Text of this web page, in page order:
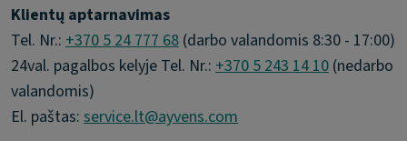
Klientų aptarnavimas
Tel. Nr.: +370 5 24 777 68 (darbo valandomis 8:30 - 17:00)
24val. pagalbos kelyje Tel. Nr.: +370 5 243 14 10 (nedarbo
valandomis)
El. paštas: service.lt@ayvens.com